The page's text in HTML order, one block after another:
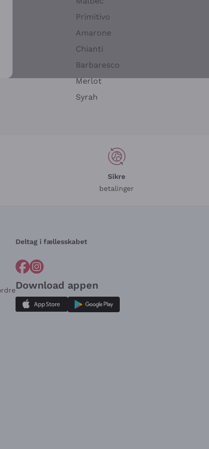
Primitivo
Amarone
Chianti
Barbaresco
Merlot
Syrah
Sikre
betalinger
Deltag i fællesskabet
Download appen